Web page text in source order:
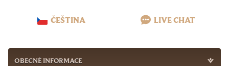
ČEŠTINA LIVE CHAT
OBECNÉ INFORMACE